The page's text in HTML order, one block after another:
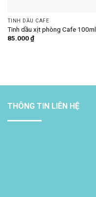
TINH DẦU CAFE
Tinh dầu xịt phòng Cafe 100ml
85.000₫
THÔNG TIN LIÊN HỆ